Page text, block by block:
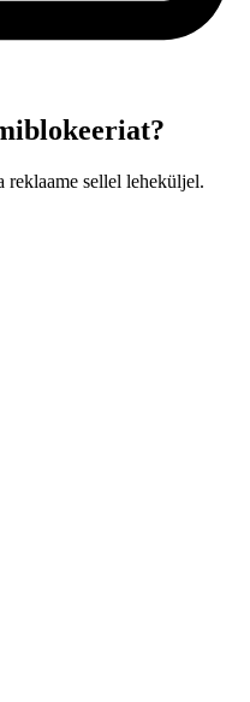
reklaame sellel leheküljel.